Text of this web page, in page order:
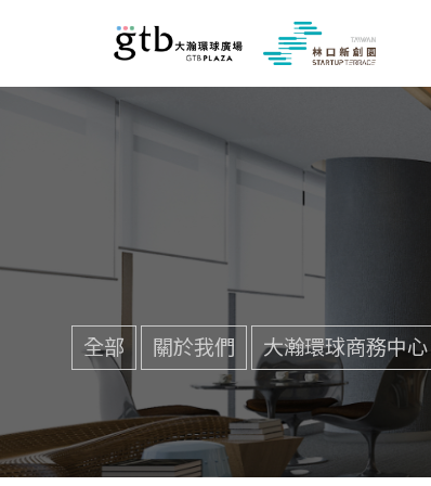
全部 關於我們 大瀚環球商務中心